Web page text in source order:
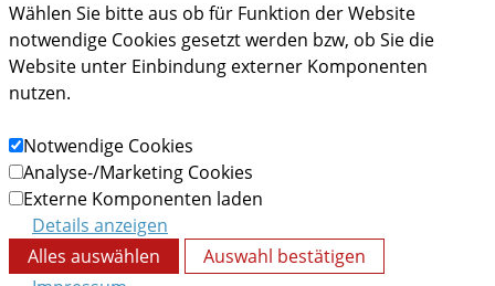
Wählen Sie bitte aus ob für Funktion der Website
notwendige Cookies gesetzt werden bzw, ob Sie die
Website unter Einbindung externer Komponenten
nutzen.
Notwendige Cookies
Analyse-/Marketing Cookies
Externe Komponenten laden
Details anzeigen
Alles auswählen
Auswahl bestätigen